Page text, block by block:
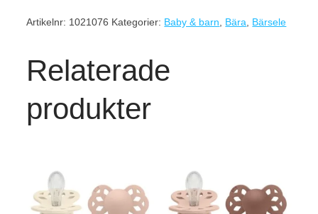
Artikelnr: 1021076 Kategorier: Baby & barn Bära Bärsele
Relaterade
produkter